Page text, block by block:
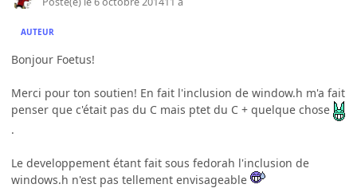
AUTEUR
Bonjour Foetus!
Merci pour ton soutien! En fait l'inclusion de window.h m'a fait
penser que c'était pas du C mais ptet du C + quelque chose
.
Le developpement étant fait sous fedorah l'inclusion de
windows.h n'est pas tellement envisageable